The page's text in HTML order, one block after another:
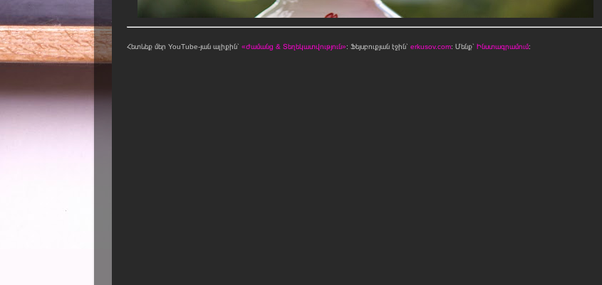
Հետևեք մեր YouTube-յան ալիքին՝ «Ժամանց & Տեղեկատվություն»։ Ֆեյսբուքյան էջին՝ erkusov.com: Մենք՝ Ինստագրամում։